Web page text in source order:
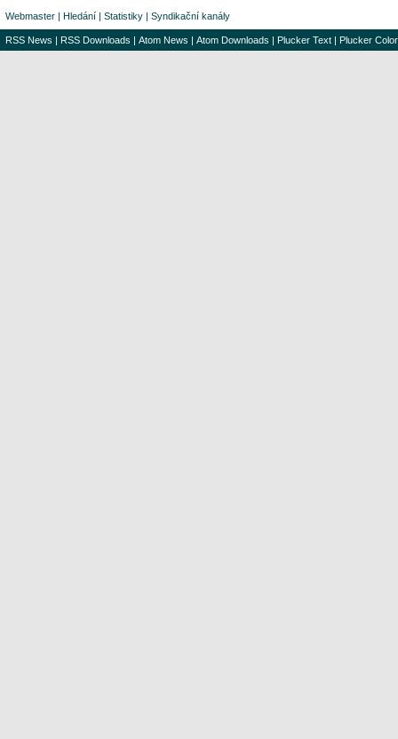
Webmaster | Hledání | Statistiky | Syndikační kanály
RSS News | RSS Downloads | Atom News | Atom Downloads | Plucker Text | Plucker Color